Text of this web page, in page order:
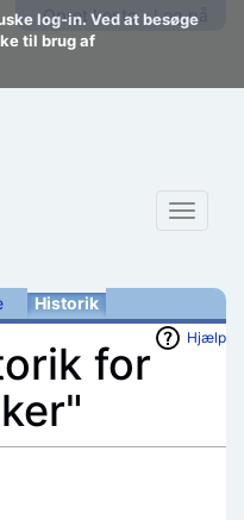
log-in. Ved at besøge
til brug af
Opret konto Log på
Toggle
Historik
Hjælp
for